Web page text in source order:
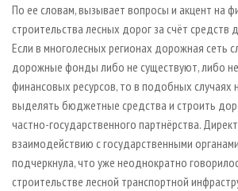
По ее словам, вызывает вопросы и акцент на
строительства лесных дорог за счёт
Если в многолесных регионах дорожная сеть
дорожные фонды либо не существуют, либо
финансовых ресурсов, то в подобных
выделять бюджетные средства и строить
частно-государственного партнёрства.
взаимодействию с государственными
подчеркнула, что уже неоднократно
строительстве лесной транспортной